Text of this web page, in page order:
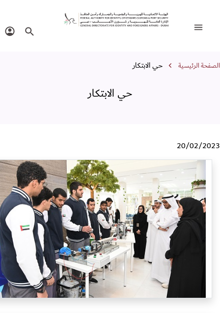
تبديل التنقل البحث في
التنقل
الرئيسية حي الابتكار
حي الابتكار
20/02/